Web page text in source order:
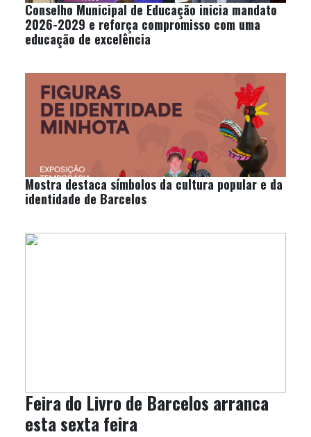
Conselho Municipal de Educação inicia mandato
2026-2029 e reforça compromisso com uma
educação de excelência
Mostra destaca símbolos da cultura popular e da
identidade de Barcelos
Feira do Livro de Barcelos arranca
esta sexta feira